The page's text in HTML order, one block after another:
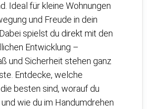
Ideal für kleine Wohnungen
und Freude in dein
spielst du direkt mit den
Entwicklung –
und Sicherheit stehen ganz
Entdecke, welche
die besten sind, worauf du
wie du im Handumdrehen